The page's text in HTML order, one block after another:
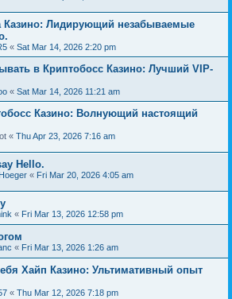
Казино: Лидирующий незабываемые
« Sat Mar 14, 2026 2:20 pm
в Криптобосс Казино: Лучший VIP-
« Sat Mar 14, 2026 11:21 am
Казино: Волнующий настоящий
« Thu Apr 23, 2026 7:16 am
Hello.
« Fri Mar 20, 2026 4:05 am
« Fri Mar 13, 2026 12:58 pm
« Fri Mar 13, 2026 1:26 am
Хайп Казино: Ультимативный опыт
« Thu Mar 12, 2026 7:18 pm